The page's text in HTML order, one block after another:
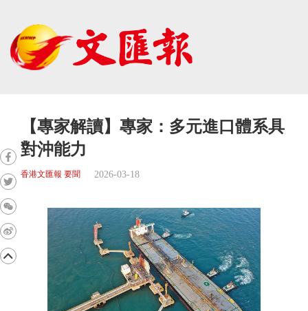
【專家解讀】專家：多元進口體系具
對沖能力
香港文匯報 要聞 2026-03-18